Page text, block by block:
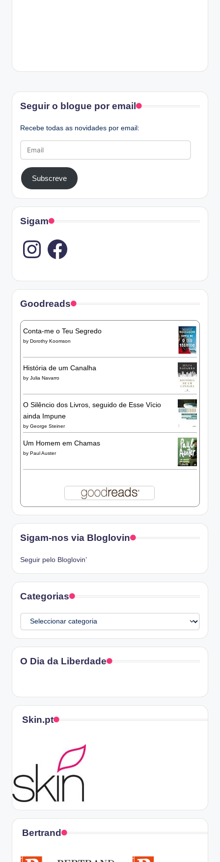
Seguir o blogue por email
Recebe todas as novidades por email:
Subscreve
Sigam
Instagram
Goodreads
Conta-me o Teu Segredo
by Dorothy Koomson
História de um Canalha
by Julia Navarro
O Silêncio dos Livros, seguido de Esse Vício
ainda Impune
by George Steiner
Um Homem em Chamas
by Paul Auster
Sigam-nos via Bloglovin
Seguir pelo Bloglovin’
Categorias
Categorias
O Dia da Liberdade
Skin.pt
Bertrand